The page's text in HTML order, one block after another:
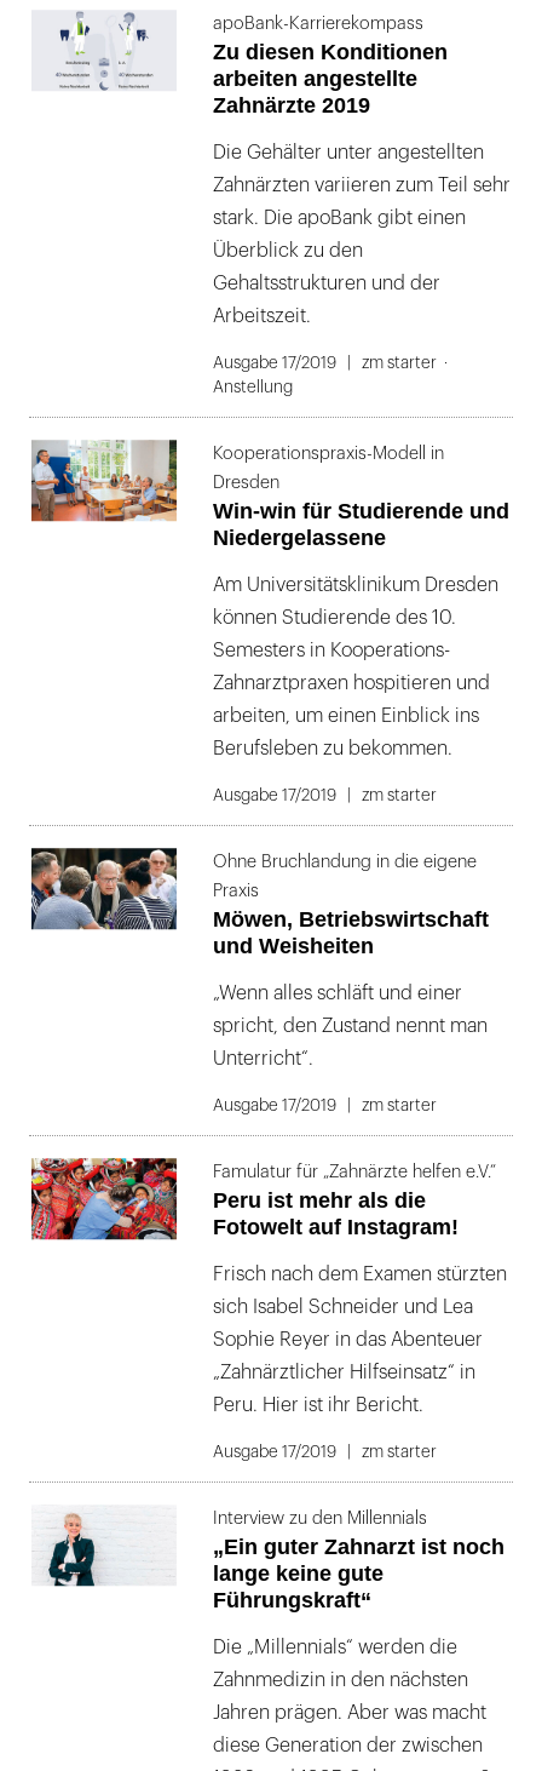
apoBank-Karrierekompass
Zu diesen Konditionen
arbeiten angestellte
Zahnärzte 2019
Die Gehälter unter angestellten
Zahnärzten variieren zum Teil sehr
stark. Die apoBank gibt einen
Überblick zu den
Gehaltsstrukturen und der
Arbeitszeit.
Ausgabe 17/2019
zm starter
Anstellung
Kooperationspraxis-Modell in
Dresden
Win-win für Studierende und
Niedergelassene
Am Universitätsklinikum Dresden
können Studierende des 10.
Semesters in Kooperations-
Zahnarztpraxen hospitieren und
arbeiten, um einen Einblick ins
Berufsleben zu bekommen.
Ausgabe 17/2019 zm starter
Ohne Bruchlandung in die eigene
Praxis
Möwen, Betriebswirtschaft
und Weisheiten
„Wenn alles schläft und einer
spricht, den Zustand nennt man
Unterricht“.
Ausgabe 17/2019 zm starter
Famulatur für „Zahnärzte helfen e.V.“
Peru ist mehr als die
Fotowelt auf Instagram!
Frisch nach dem Examen stürzten
sich Isabel Schneider und Lea
Sophie Reyer in das Abenteuer
„Zahnärztlicher Hilfseinsatz“ in
Peru. Hier ist ihr Bericht.
Ausgabe 17/2019 zm starter
Interview zu den Millennials
„Ein guter Zahnarzt ist noch
lange keine gute
Führungskraft“
Die „Millennials“ werden die
Zahnmedizin in den nächsten
Jahren prägen. Aber was macht
diese Generation der zwischen